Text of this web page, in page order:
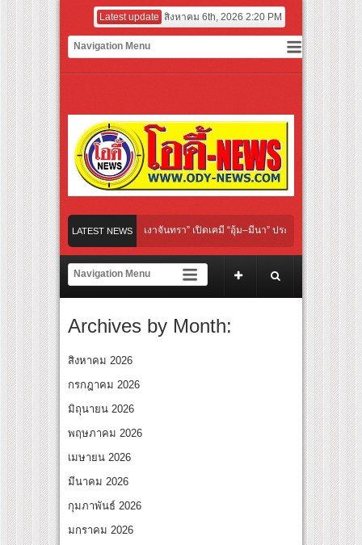
Latest update สิงหาคม 6th, 2026 2:20 PM
LATEST NEWS
“Under Her Rules ใต้เงาจันทรา” เปิดเคมี “อุ้ม–มีนา” ประกบคู่ครั้งสำคัญ ชวนแฟนปัก
ลิกอาย เลิกเงียบ เลิกชะล่าใจ” เรื่อง HPV ในแคมเปญ “HPV ไม่เป็นไร…ไม่ได้”
เชียร์ สู่ทีมชาติไทย ชวนแฟนลูกยางใกล้ชิดนักตบสาวทีมชาติไทย 15 ส.ค.นี้
งระดับโลก “ปู่ม่านย่าม่าน” เรียนรู้นวัตกรรมผักเชียงดาใน “หอมแผ่นดินฯ”
ยักษ์ ‘คุณยายวรนาฏ’ (INHERIT) เตรียมคายตะขาบหนังไทยในรอบปฐมทัศน์โลก ณ
สุดชีวิต โกนหัวรับบทแม่ชี นำทีมนักแสดงประชันความสยอง!
“Under Her Rules ใต้เงาจันทรา” เปิดเคมี “อุ้ม–มีนา” ประกบคู่ครั้งสำคัญ ชวนแฟนปัก
Archives by Month:
สิงหาคม 2026
กรกฎาคม 2026
มิถุนายน 2026
พฤษภาคม 2026
เมษายน 2026
มีนาคม 2026
กุมภาพันธ์ 2026
มกราคม 2026